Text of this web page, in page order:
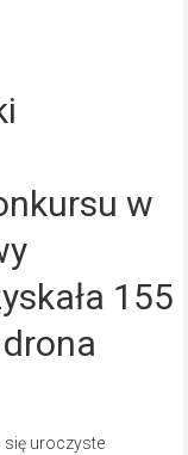
w
155
się uroczyste